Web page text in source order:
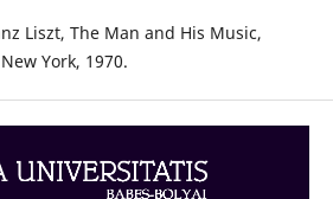
Liszt, The Man and His Music,
York, 1970.